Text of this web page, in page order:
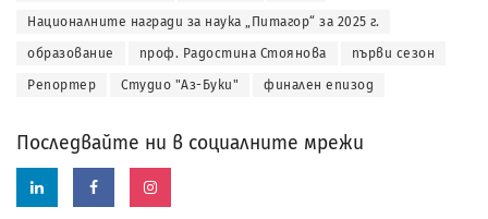
Националните награди за наука „Питагор“ за 2025 г.
образование проф. Радостина Стоянова първи сезон
Репортер Студио "Аз-Буки" финален епизод
Последвайте ни в социалните мрежи